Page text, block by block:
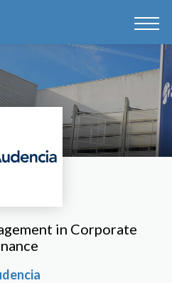
in Corporate